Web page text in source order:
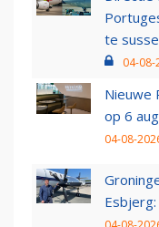
te
04-08-
Nieuwe
op 6
04-08-